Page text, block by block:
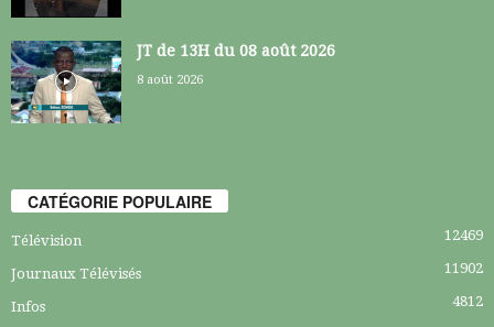
JT de 13H du 08 août 2026
8 août 2026
CATÉGORIE POPULAIRE
Télévision 12469
Journaux Télévisés 11902
Infos
4812